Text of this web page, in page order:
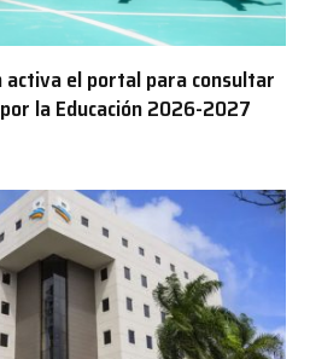
activa el portal para consultar
la Educación 2026-2027